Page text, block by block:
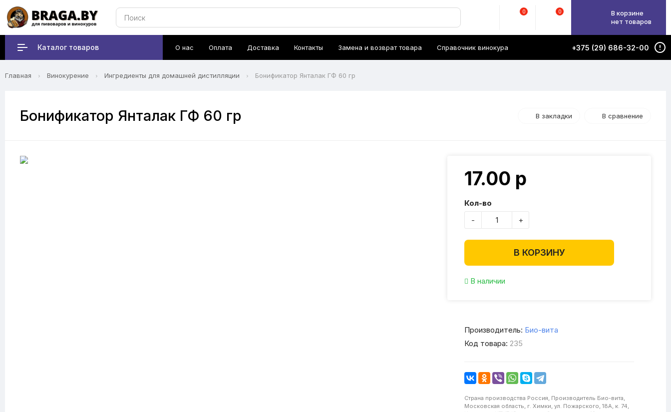
0 0
В корзине
нет товаров
Каталог товаров О нас Оплата Доставка Контакты Замена и возврат товара Справочник винокура +375 (29) 686-32-00
Главная Винокурение Ингредиенты для домашней дистилляции Бонификатор Янталак ГФ 60 гр
Бонификатор Янталак ГФ 60 гр В закладки В сравнение
17.00 р
Кол-во
-
+
В КОРЗИНУ
В наличии
Производитель: Био-вита
Код товара: 235
Страна производства Россия, Производитель Био-вита,
Московская область, г. Химки, ул. Пожарского, 18А, к. 74,